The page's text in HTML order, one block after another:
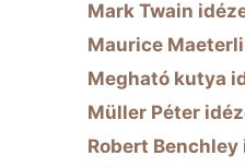
Mark Twain
Maurice
Megható kutya
Müller Péter
Robert